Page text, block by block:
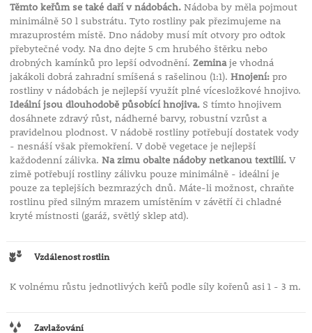
Těmto keřům se také daří v nádobách.Nádoba by měla pojmout
minimálně 50 l substrátu. Tyto rostliny pak přezimujeme na
mrazuprostém místě. Dno nádoby musí mít otvory pro odtok
přebytečné vody. Na dno dejte 5 cm hrubého štěrku nebo
drobných kamínků pro lepší odvodnění. Zeminaje vhodná
jakákoli dobrá zahradní smíšená s rašelinou (1:1). Hnojení:pro
rostliny v nádobách je nejlepší využít plné vícesložkové hnojivo.
Ideální jsou dlouhodobě působící hnojiva.S tímto hnojivem
dosáhnete zdravý růst, nádherné barvy, robustní vzrůst a
pravidelnou plodnost. V nádobě rostliny potřebují dostatek vody
- nesnáší však přemokření. V době vegetace je nejlepší
každodenní zálivka. Na zimu obalte nádoby netkanou textilií.V
zimě potřebují rostliny zálivku pouze minimálně - ideální je
pouze za teplejších bezmrazých dnů. Máte-li možnost, chraňte
rostlinu před silným mrazem umístěním v závětří či chladné
kryté místnosti (garáž, světlý sklep atd).
Vzdálenost rostlin
K volnému růstu jednotlivých keřů podle síly kořenů asi 1 - 3 m.
Zavlažování